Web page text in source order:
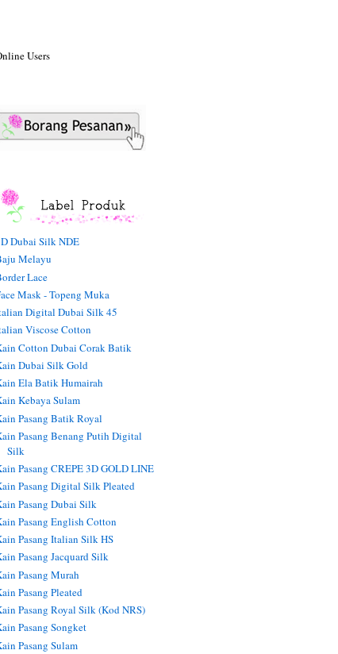
Users
Dubai Silk NDE
Melayu
Lace
Mask - Topeng Muka
Digital Dubai Silk 45
Viscose Cotton
Cotton Dubai Corak Batik
Dubai Silk Gold
Ela Batik Humairah
Kebaya Sulam
Pasang Batik Royal
Pasang Benang Putih Digital
Silk
Pasang CREPE 3D GOLD LINE
Pasang Digital Silk Pleated
Pasang Dubai Silk
Pasang English Cotton
Pasang Italian Silk HS
Pasang Jacquard Silk
Pasang Murah
Pasang Pleated
Pasang Royal Silk (Kod NRS)
Pasang Songket
Pasang Sulam